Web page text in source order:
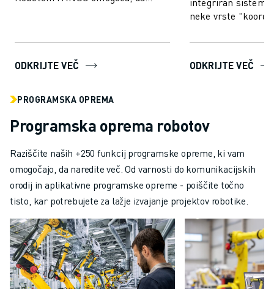
ODKRIJTE VEČ
neke vrste
ODKRIJTE VEČ
PROGRAMSKA OPREMA
Programska oprema robotov
Raziščite naših +250 funkcij programske opreme, ki vam
omogočajo, da naredite več. Od varnosti do komunikacijskih
orodij in aplikativne programske opreme - poiščite točno
tisto, kar potrebujete za lažje izvajanje projektov robotike.